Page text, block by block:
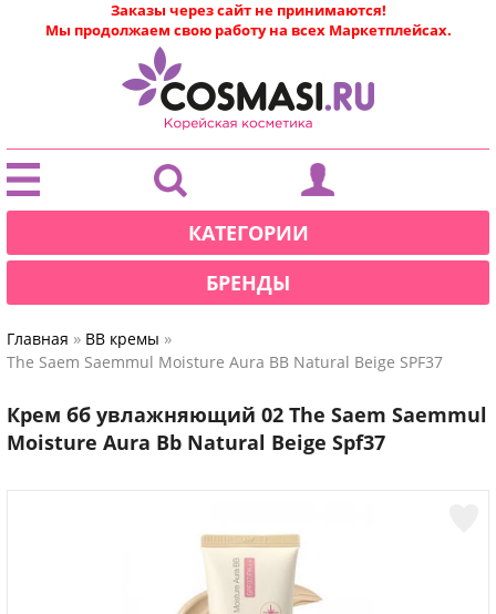
|
Заказы через сайт не принимаются!
Мы продолжаем свою работу на всех Маркетплейсах.
КАТЕГОРИИ
БРЕНДЫ
Главная » BB кремы »
The Saem Saemmul Moisture Aura BB Natural Beige SPF37
Крем бб увлажняющий 02 The Saem Saemmul
Moisture Aura Bb Natural Beige Spf37